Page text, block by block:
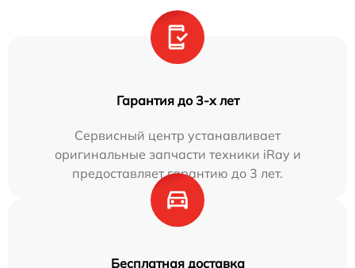
Гарантия до 3-х лет
Сервисный центр устанавливает
оригинальные запчасти техники iRay и
предоставляет гарантию до 3 лет.
Бесплатная доставка